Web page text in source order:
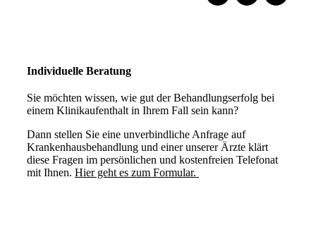
Individuelle Beratung
Sie möchten wissen, wie gut der Behandlungserfolg bei
einem Klinikaufenthalt in Ihrem Fall sein kann?
Dann stellen Sie eine unverbindliche Anfrage auf
Krankenhausbehandlung und einer unserer Ärzte klärt
diese Fragen im persönlichen und kostenfreien Telefonat
mit Ihnen. Hier geht es zum Formular.